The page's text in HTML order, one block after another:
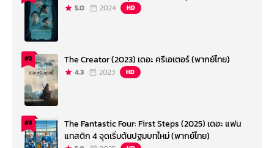
5.0 2024 HD
#2 The Creator (2023) เดอะ ครีเอเตอร์ (พากย์ไทย)
4.3 2023 HD
#3
The Fantastic Four: First Steps (2025) เดอะ แฟน
แทสติก 4 จุดเริ่มต้นปฐมบทใหม่ (พากย์ไทย)